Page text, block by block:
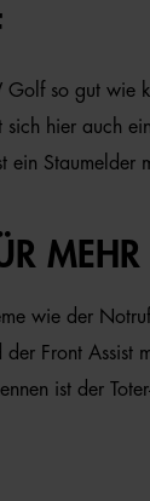
Golf so gut wie
sich hier
ein
MEHR
wie der
der Front
ist der